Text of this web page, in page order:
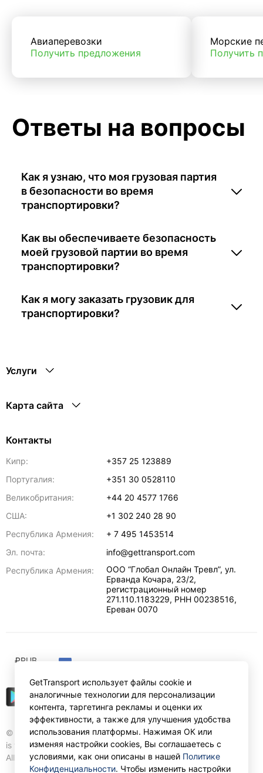
Авиаперевозки
Получить предложения
Морские
Получить
Ответы на вопросы
Как я узнаю, что моя грузовая партия
в безопасности во время
транспортировки?
Как вы обеспечиваете безопасность
моей грузовой партии во время
транспортировки?
Как я могу заказать грузовик для
транспортировки?
Услуги
Карта сайта
Контакты
Кипр:
+357 25 123889
Португалия:
+351 30 0528110
Великобритания:
+44 20 4577 1766
США:
+1 302 240 28 90
Республика Армения:
+ 7 495 1453514
Эл. почта:
info@gettransport.com
Республика Армения:
ООО “Глобал Онлайн Тревл”, ул.
Ерванда Кочара, 23/2,
регистрационный номер
271.110.1183229, РНН 00238516,
Ереван 0070
© Gettransport International Limited. GetTransport®
is trademark of Gettransport International Limited.
All rights reserved.
₽RUB
GetTransport использует файлы cookie и
аналогичные технологии для персонализации
контента, таргетинга рекламы и оценки их
эффективности, а также для улучшения удобства
использования платформы. Нажимая ОК или
изменяя настройки cookies, Вы соглашаетесь с
условиями, как они описаны в нашей Политике
Конфиденциальности. Чтобы изменить настройки